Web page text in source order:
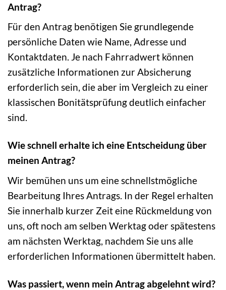
Antrag?
Für den Antrag benötigen Sie grundlegende
persönliche Daten wie Name, Adresse und
Kontaktdaten. Je nach Fahrradwert können
zusätzliche Informationen zur Absicherung
erforderlich sein, die aber im Vergleich zu einer
klassischen Bonitätsprüfung deutlich einfacher
sind.
Wie schnell erhalte ich eine Entscheidung über
meinen Antrag?
Wir bemühen uns um eine schnellstmögliche
Bearbeitung Ihres Antrags. In der Regel erhalten
Sie innerhalb kurzer Zeit eine Rückmeldung von
uns, oft noch am selben Werktag oder spätestens
am nächsten Werktag, nachdem Sie uns alle
erforderlichen Informationen übermittelt haben.
Was passiert, wenn mein Antrag abgelehnt wird?